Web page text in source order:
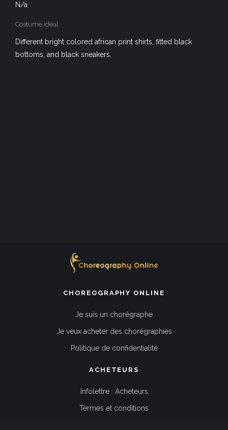
N/a
Costume idéal
Different bright colored african print shirts, fitted black
bottoms, and black sneakers.
CHOREOGRAPHY ONLINE
Je suis un chorégraphe
Je veux acheter des chorégraphies
Politique de confidentialité
ACHETEURS
Infolettre : Acheteurs
Termes et conditions